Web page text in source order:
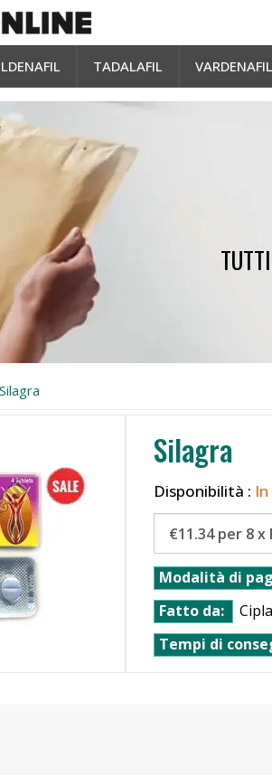
TADALAFIL VARDENAFIL
Silagra
Silagra
Disponibilità :
Modalità di
Fatto da:
Cipla
Tempi di